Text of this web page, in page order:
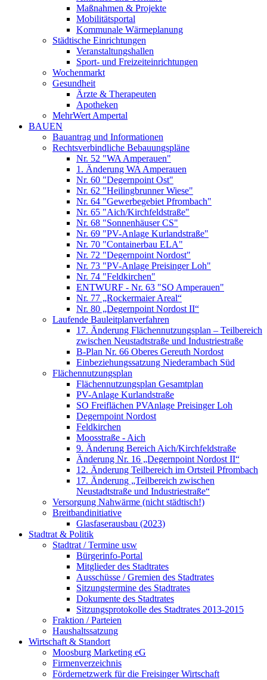
Maßnahmen & Projekte
Mobilitätsportal
Kommunale Wärmeplanung
Städtische Einrichtungen
Veranstaltungshallen
Sport- und Freizeiteinrichtungen
Wochenmarkt
Gesundheit
Ärzte & Therapeuten
Apotheken
MehrWert Ampertal
BAUEN
Bauantrag und Informationen
Rechtsverbindliche Bebauungspläne
Nr. 52 "WA Amperauen"
1. Änderung WA Amperauen
Nr. 60 "Degernpoint Ost"
Nr. 62 "Heilingbrunner Wiese"
Nr. 64 "Gewerbegebiet Pfrombach"
Nr. 65 "Aich/Kirchfeldstraße"
Nr. 68 "Sonnenhäuser CS"
Nr. 69 "PV-Anlage Kurlandstraße"
Nr. 70 "Containerbau ELA"
Nr. 72 "Degernpoint Nordost"
Nr. 73 "PV-Anlage Preisinger Loh"
Nr. 74 "Feldkirchen"
ENTWURF - Nr. 63 "SO Amperauen"
Nr. 77 „Rockermaier Areal“
Nr. 80 „Degernpoint Nordost II“
Laufende Bauleitplanverfahren
17. Änderung Flächennutzungsplan – Teilbereich
zwischen Neustadtstraße und Industriestraße
B-Plan Nr. 66 Oberes Gereuth Nordost
Einbeziehungssatzung Niederambach Süd
Flächennutzungsplan
Flächennutzungsplan Gesamtplan
PV-Anlage Kurlandstraße
SO Freiflächen PV­Anlage Preisinger Loh
Degernpoint Nordost
Feldkirchen
Moosstraße - Aich
9. Änderung Bereich Aich/Kirchfeldstraße
Änderung Nr. 16 „Degernpoint Nordost II“
12. Änderung Teilbereich im Ortsteil Pfrombach
17. Änderung „Teilbereich zwischen
Neustadtstraße und Industriestraße“
Versorgung Nahwärme (nicht städtisch!)
Breitbandinitiative
Glasfaserausbau (2023)
Stadtrat & Politik
Stadtrat / Termine usw
Bürgerinfo-Portal
Mitglieder des Stadtrates
Ausschüsse / Gremien des Stadtrates
Sitzungstermine des Stadtrates
Dokumente des Stadtrates
Sitzungsprotokolle des Stadtrates 2013-2015
Fraktion / Parteien
Haushaltssatzung
Wirtschaft & Standort
Moosburg Marketing eG
Firmenverzeichnis
Fördernetzwerk für die Freisinger Wirtschaft